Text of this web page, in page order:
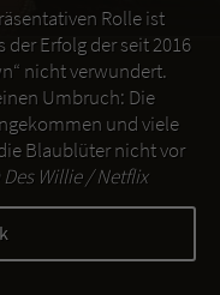
Rolle ist
Erfolg der seit 2016
nicht verwundert.
Umbruch: Die
und viele
Blaublüter nicht vor
Des Willie / Netflix